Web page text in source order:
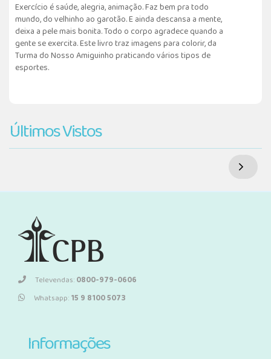
Exercício é saúde, alegria, animação. Faz bem pra todo
mundo, do velhinho ao garotão. E ainda descansa a mente,
deixa a pele mais bonita. Todo o corpo agradece quando a
gente se exercita. Este livro traz imagens para colorir, da
Turma do Nosso Amiguinho praticando vários tipos de
esportes.
Últimos Vistos
Televendas:0800-979-0606
Whatsapp:15 9 8100 5073
Informações